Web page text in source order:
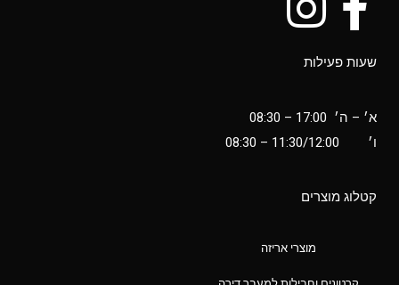
קטלוג מוצרים
מוצרי אריזה
שעות פעילות
א׳ – ה׳ 17:00 – 08:30
ו׳ 11:30/12:00
– 08:30